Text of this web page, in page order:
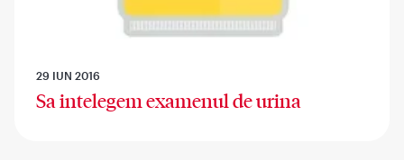
29 IUN 2016
Sa intelegem examenul de urina